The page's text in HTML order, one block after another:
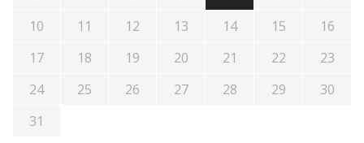
10
11 12 13 14 15
16
17
18 19 20 21 22
23
24
25 26 27 28 29
30
31